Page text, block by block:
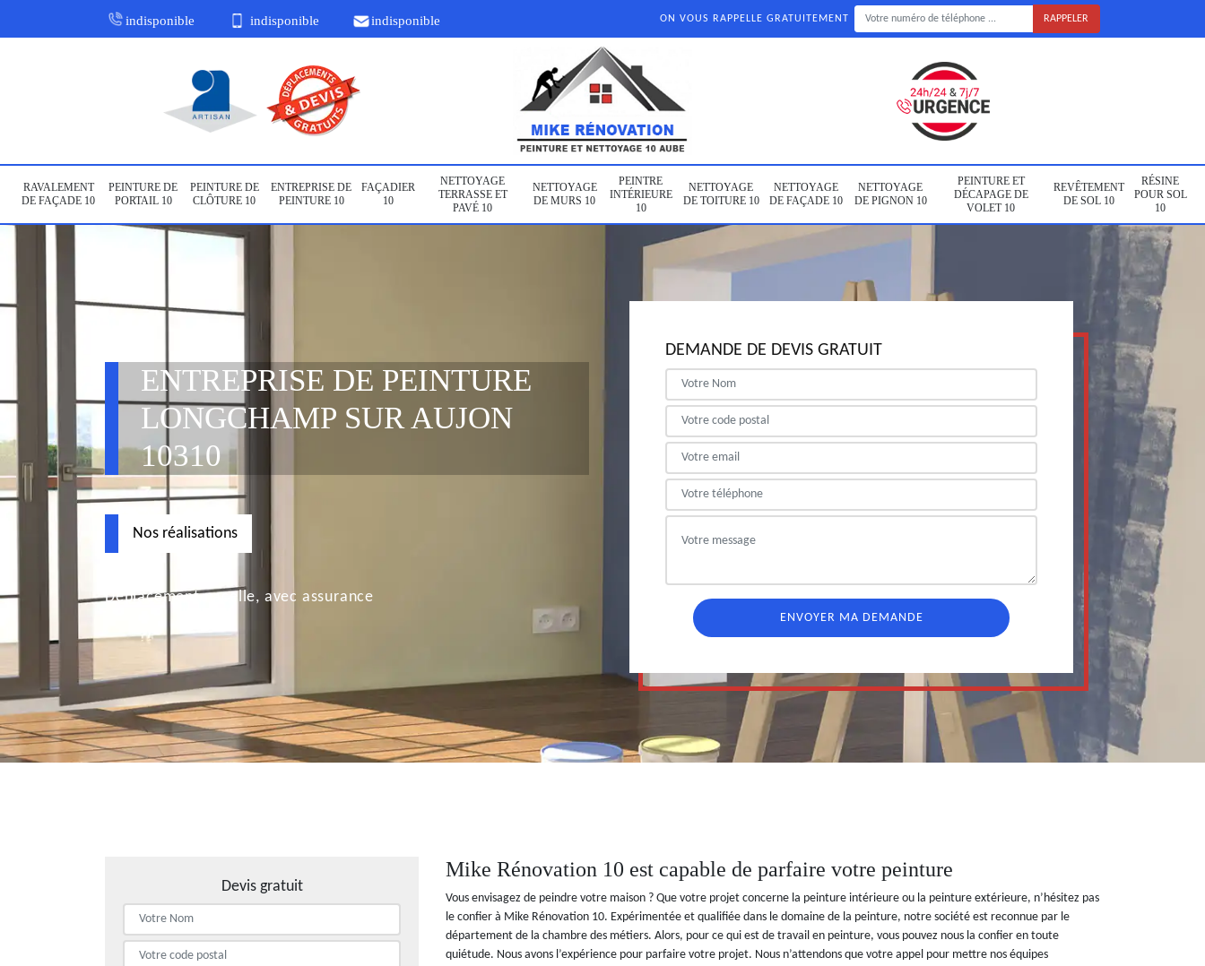
indisponible indisponible indisponible ON VOUS RAPPELLE GRATUITEMENT
RAVALEMENT
DE FAÇADE 10
PEINTURE DE
PORTAIL 10
PEINTURE DE
CLÔTURE 10
ENTREPRISE DE
PEINTURE 10
FAÇADIER
10
NETTOYAGE
TERRASSE ET
PAVÉ 10
NETTOYAGE
DE MURS 10
PEINTRE
INTÉRIEURE
10
NETTOYAGE
DE TOITURE 10
NETTOYAGE
DE FAÇADE 10
NETTOYAGE
DE PIGNON 10
PEINTURE ET
DÉCAPAGE DE
VOLET 10
REVÊTEMENT
DE SOL 10
RÉSINE
POUR SOL
10
ENTREPRISE DE PEINTURE
LONGCHAMP SUR AUJON
10310
Nos réalisations
Déplacement nacelle, avec assurance
DEMANDE DE DEVIS GRATUIT
Devis gratuit
Mike Rénovation 10 est capable de parfaire votre peinture
Vous envisagez de peindre votre maison ? Que votre projet concerne la peinture intérieure ou la peinture extérieure, n’hésitez pas
le confier à Mike Rénovation 10. Expérimentée et qualifiée dans le domaine de la peinture, notre société est reconnue par le
département de la chambre des métiers. Alors, pour ce qui est de travail en peinture, vous pouvez nous la confier en toute
quiétude. Nous avons l’expérience pour parfaire votre projet. Nous n’attendons que votre appel pour mettre nos équipes